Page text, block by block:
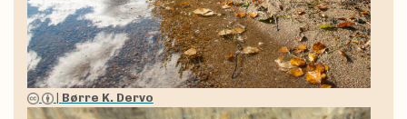
| Børre K. Dervo